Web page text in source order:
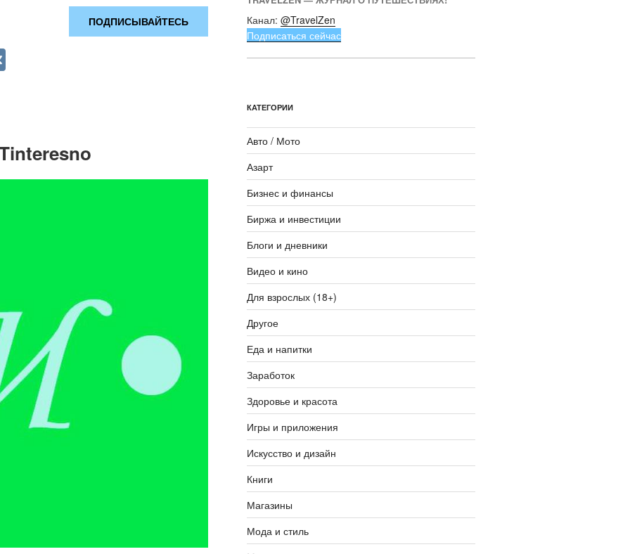
ПОДПИСЫВАЙТЕСЬ Канал: @TravelZen
Подписаться сейчас
КАТЕГОРИИ
Авто / Мото
Азарт
Бизнес и финансы
Биржа и инвестиции
Блоги и дневники
Видео и кино
Для взрослых (18+)
Другое
Еда и напитки
Заработок
Здоровье и красота
Игры и приложения
Искусство и дизайн
Книги
Магазины
Мода и стиль